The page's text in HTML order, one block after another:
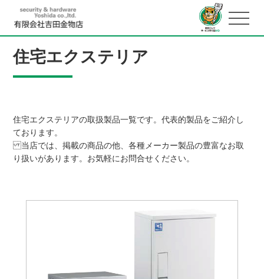
住宅エクステリア
住宅エクステリアの取扱製品一覧です。代表的製品をご紹介し
ております。
当店では、掲載の商品の他、各種メーカー製品の豊富なお取
り扱いがあります。お気軽にお問合せください。